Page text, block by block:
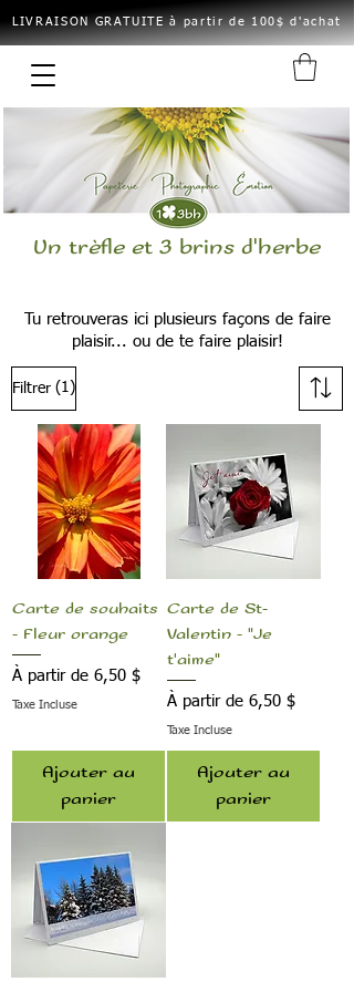
LIVRAISON GRATUITE à partir de 100$ d'achat
Un trèfle et 3 brins d'herbe
Tu retrouveras ici plusieurs façons de faire
plaisir... ou de te faire plaisir!
Filtrer (1)
Carte de souhaits
- Fleur orange
À partir de 6,50 $
Prix promotionnel
Taxe Incluse
Ajouter au
panier
Carte de St-
Valentin - "Je
t'aime"
À partir de 6,50 $
Prix promotionnel
Taxe Incluse
Ajouter au
panier